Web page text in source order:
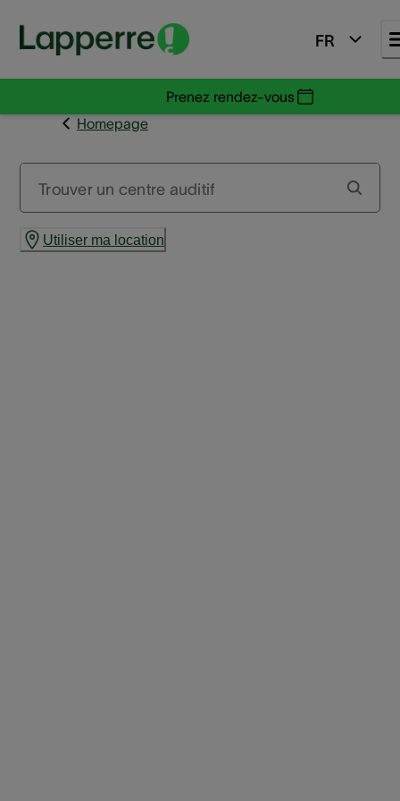
FR
Prenez rendez-vous
Homepage
Trouver un centre auditif
Utiliser ma location